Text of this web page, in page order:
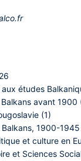
études
avant 1900
(1)
1900-
et culture en
et Sciences